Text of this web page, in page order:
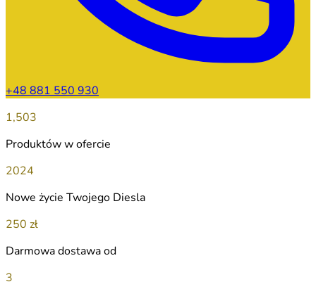
+48 881 550 930
1,503
Produktów w ofercie
2024
Nowe życie Twojego Diesla
250 zł
Darmowa dostawa od
3